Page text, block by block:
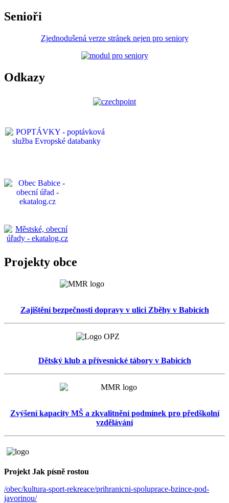
Senioři
Zjednodušená verze stránek nejen pro seniory
Odkazy
Projekty obce
Zajištění bezpečnosti dopravy v ulici Zběhy v Babicích
Dětský klub a přívesnické tábory v Babicích
Zvýšení kapacity MŠ a zkvalitnění podmínek pro předškolní
vzdělávání
Projekt Jak písně rostou
/obec/kultura-sport-rekreace/prihranicni-spoluprace-bzince-pod-
javorinou/